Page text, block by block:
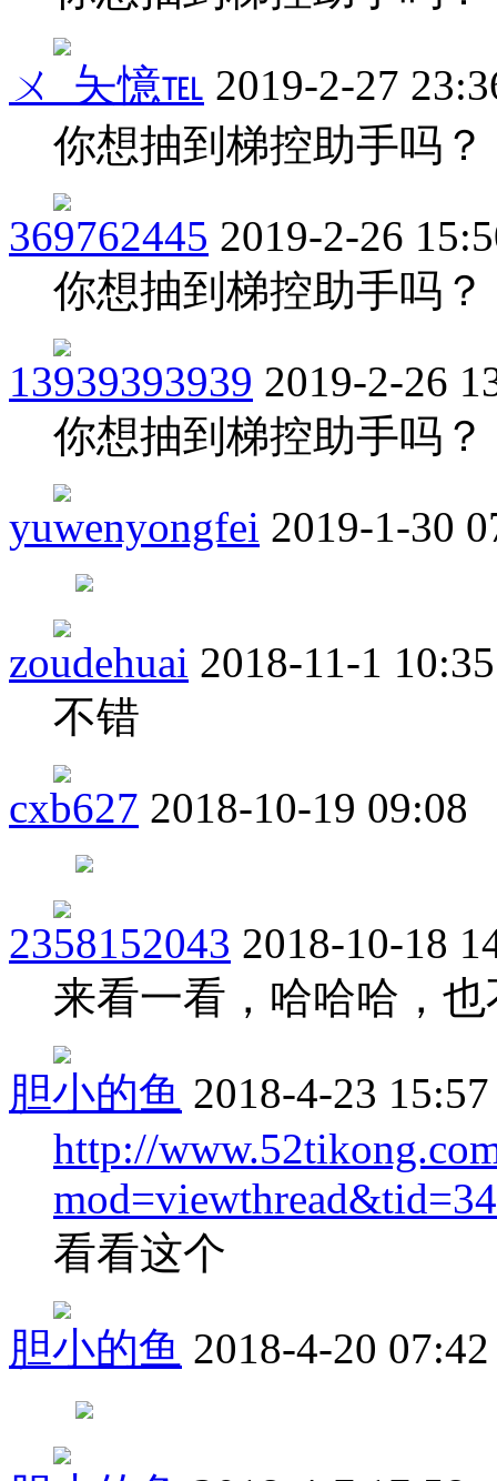
ㄨ_夨憶℡ 2019-2-27
你想抽到梯控助手吗？
369762445 2019-2-26
你想抽到梯控助手吗？
13939393939 2019-2-26
你想抽到梯控助手吗？
yuwenyongfei 2019-1-30
zoudehuai 2018-11-1 10:35
不错
cxb627 2018-10-19 09:08
2358152043 2018-10-18
来看一看，哈哈哈，
胆小的鱼 2018-4-23 15:57
http://
看看这个
胆小的鱼 2018-4-20 07:42